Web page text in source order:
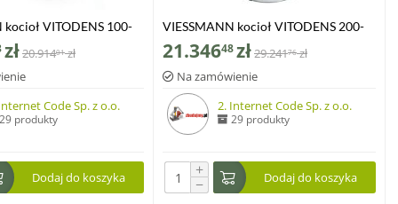
kocioł VITODENS 100-
z zasobnikiem c.w.u
W poj. 120 l
zł20.91401 zł
Code Sp. z o.o.
29 produkty
Dodaj do koszyka
VIESSMANN kocioł VITODENS 200-
W 1,8-35,0 kW z zasobnikiem c.w.u
VITOCELL 100-W poj. 100 l
21.34648zł29.24176 zł
Na zamówienie
2. Internet Code Sp. z o.o.
29 produkty
+
− Dodaj do koszyka